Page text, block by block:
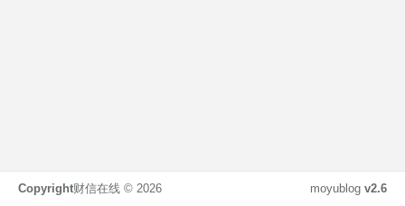
moyublog v2.6
Copyright财信在线 © 2026